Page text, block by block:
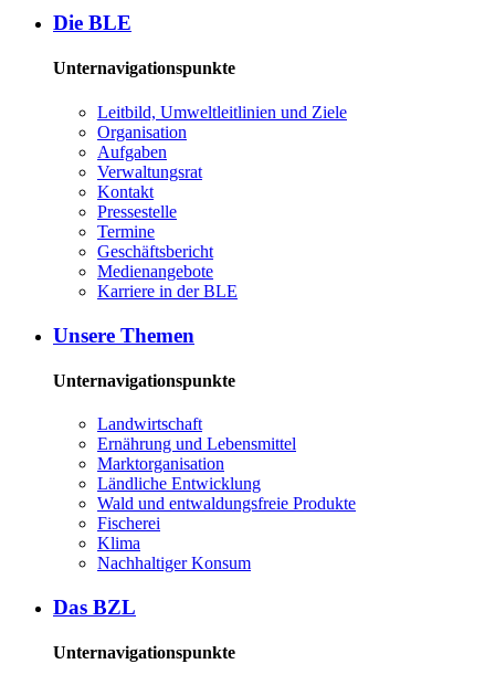
Die BLE
Unternavigationspunkte
Leit­bild, Um­welt­leit­li­ni­en und Zie­le
Or­ga­ni­sa­ti­on
Auf­ga­ben
Ver­wal­tungs­rat
Kon­takt
Pres­se­stel­le
Ter­mi­ne
Ge­schäfts­be­richt
Me­di­en­an­ge­bo­te
Kar­rie­re in der BLE
Un­se­re The­men
Unternavigationspunkte
Land­wirt­schaft
Er­näh­rung und Le­bens­mit­tel
Markt­or­ga­ni­sa­ti­on
Länd­li­che Ent­wick­lung
Wald und ent­wal­dungs­freie Pro­duk­te
Fi­sche­rei
Kli­ma
Nach­hal­ti­ger Kon­sum
Das BZL
Unternavigationspunkte